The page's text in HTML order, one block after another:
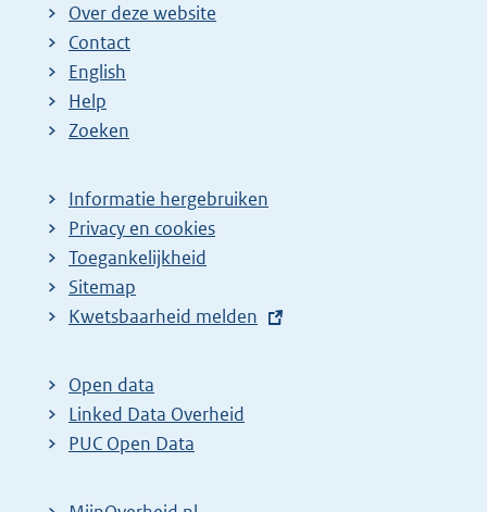
Over deze website
Contact
English
Help
Zoeken
Informatie hergebruiken
Privacy en cookies
Toegankelijkheid
Sitemap
E
t
e
r
Kwetsbaarheid melden
Open data
Linked Data Overheid
PUC Open Data